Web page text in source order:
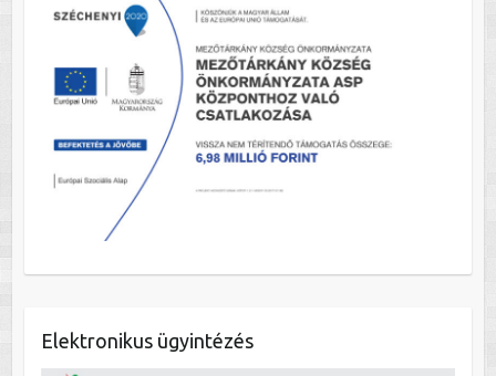
Elektronikus ügyintézés